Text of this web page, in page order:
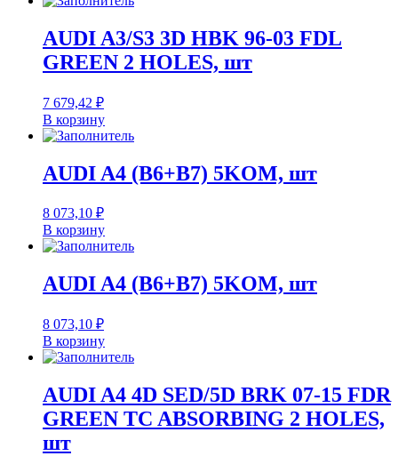
AUDI A3/S3 3D HBK 96-03 FDL
GREEN 2 HOLES, шт
7 679,42 ₽
В корзину
AUDI A4 (B6+B7) 5KOM, шт
8 073,10 ₽
В корзину
AUDI A4 (B6+B7) 5KOM, шт
8 073,10 ₽
В корзину
AUDI A4 4D SED/5D BRK 07-15 FDR
GREEN TC ABSORBING 2 HOLES,
шт